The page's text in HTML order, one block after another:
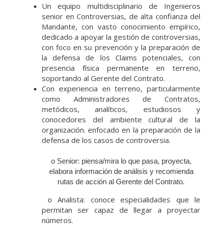
Un equipo multidisciplinario de Ingenieros
senior en Controversias, de alta confianza del
Mandante, con vasto conocimiento empírico,
dedicado a apoyar la gestión de controversias,
con foco en su prevención y la preparación de
la defensa de los Claims potenciales, con
presencia física permanente en terreno,
soportando al Gerente del Contrato.
Con experiencia en terreno, particularmente
como Administradores de Contratos,
metódicos, analíticos, estudiosos y
conocedores del ambiente cultural de la
organización. enfocado en la preparación de la
defensa de los casos de controversia.
o Senior: piensa/mira lo que pasa, proyecta,
elabora información de análisis y recomienda
rutas de acción al Gerente del Contrato.
o Analista: conoce especialidades que le
permitan ser capaz de llegar a proyectar
números.